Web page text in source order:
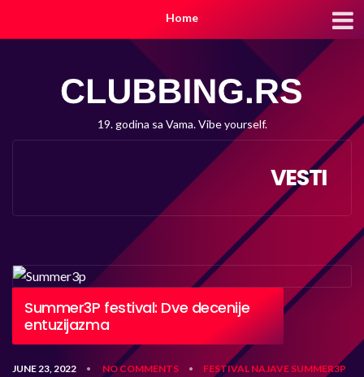
Home
19. godina sa Vama. Vibe yourself.
VESTI
Summer3P festival: Dve decenije
entuzijazma
JUNE 23, 2022 • NO COMMENTS • FESTIVAL NAJAVE SUMMER3P